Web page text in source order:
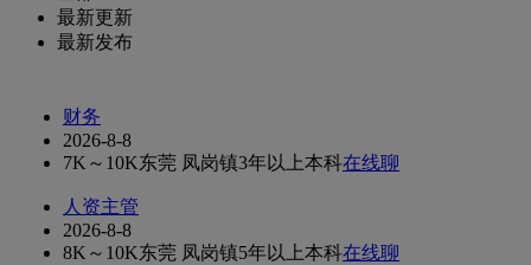
最新更新
最新发布
财务
2026-8-8
7K～10K东莞 凤岗镇3年以上本科在线聊
人资主管
2026-8-8
8K～10K东莞 凤岗镇5年以上本科在线聊